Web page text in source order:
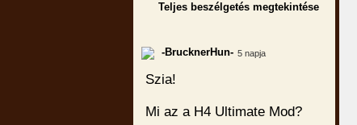
Teljes beszélgetés megtekintése
-BrucknerHun- 5 napja
Szia!
Mi az a H4 Ultimate Mod?